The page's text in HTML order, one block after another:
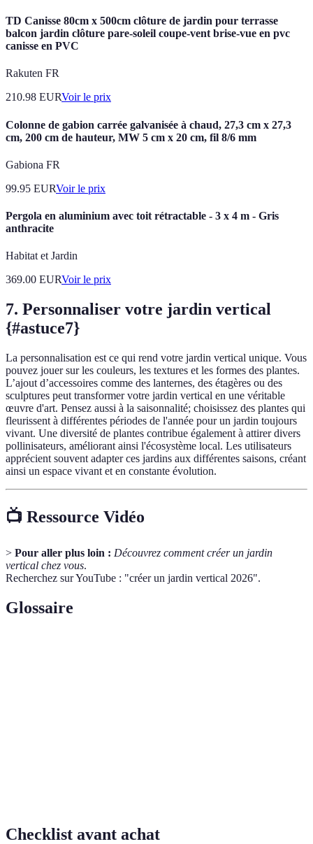
TD Canisse 80cm x 500cm clôture de jardin pour terrasse
balcon jardin clôture pare-soleil coupe-vent brise-vue en pvc
canisse en PVC
Rakuten FR
210.98 EURVoir le prix
Colonne de gabion carrée galvanisée à chaud, 27,3 cm x 27,3
cm, 200 cm de hauteur, MW 5 cm x 20 cm, fil 8/6 mm
Gabiona FR
99.95 EURVoir le prix
Pergola en aluminium avec toit rétractable - 3 x 4 m - Gris
anthracite
Habitat et Jardin
369.00 EURVoir le prix
7. Personnaliser votre jardin vertical
{#astuce7}
La personnalisation est ce qui rend votre jardin vertical unique. Vous
pouvez jouer sur les couleurs, les textures et les formes des plantes.
L’ajout d’accessoires comme des lanternes, des étagères ou des
sculptures peut transformer votre jardin vertical en une véritable
œuvre d'art. Pensez aussi à la saisonnalité; choisissez des plantes qui
fleurissent à différentes périodes de l'année pour un jardin toujours
vivant. Une diversité de plantes contribue également à attirer divers
pollinisateurs, améliorant ainsi l'écosystème local. Les utilisateurs
apprécient souvent adapter ces jardins aux différentes saisons, créant
ainsi un espace vivant et en constante évolution.
📺 Ressource Vidéo
> Pour aller plus loin : Découvrez comment créer un jardin
vertical chez vous.
Recherchez sur YouTube : "créer un jardin vertical 2026".
Glossaire
Checklist avant achat